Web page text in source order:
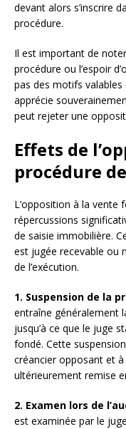
devant alors s’inscrire
procédure.
Il est important de
procédure ou l’espoir
pas des motifs valables
apprécie
peut rejeter une
Effets de
procédure
L’opposition à la vente
répercussions
de saisie immobilière.
est jugée recevable ou
de l’exécution.
1. Suspension de la
entraîne généralement
jusqu’à ce que le juge
fondé. Cette
créancier opposant et
ultérieurement remise
2. Examen lors de
est examinée par le